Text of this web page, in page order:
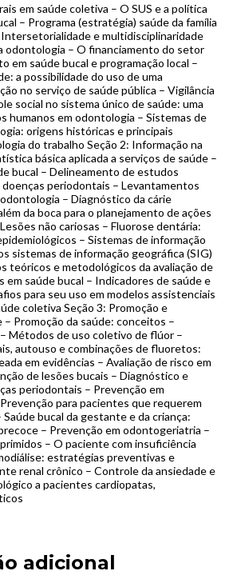
em saúde coletiva – O SUS e a política
– Programa (estratégia) saúde da família
Intersetorialidade e multidisciplinaridade
odontologia – O financiamento do setor
em saúde bucal e programação local –
a possibilidade do uso de uma
no serviço de saúde pública – Vigilância
social no sistema único de saúde: uma
humanos em odontologia – Sistemas de
origens históricas e principais
do trabalho Seção 2: Informação na
básica aplicada a serviços de saúde –
bucal – Delineamento de estudos
periodontais – Levantamentos
– Diagnóstico da cárie
da boca para o planejamento de ações
não cariosas – Fluorose dentária:
– Sistemas de informação
sistemas de informação geográfica (SIG)
teóricos e metodológicos da avaliação de
em saúde bucal – Indicadores de saúde e
para seu uso em modelos assistenciais
coletiva Seção 3: Promoção e
– Promoção da saúde: conceitos –
Métodos de uso coletivo de flúor –
autouso e combinações de fluoretos:
em evidências – Avaliação de risco em
de lesões bucais – Diagnóstico e
periodontais – Prevenção em
para pacientes que requerem
bucal da gestante e da criança:
– Prevenção em odontogeriatria –
– O paciente com insuficiência
estratégias preventivas e
renal crônico – Controle da ansiedade e
a pacientes cardiopatas,
adicional